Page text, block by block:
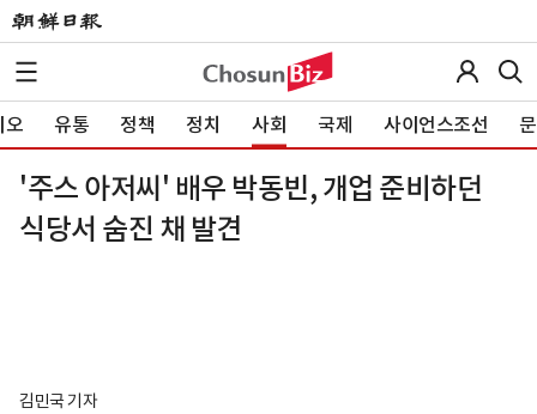
오 유통 정책 정치 사회 국제 사이언스조선
'주스 아저씨' 배우 박동빈, 개업 준비하던
식당서 숨진 채 발견
김민국 기자